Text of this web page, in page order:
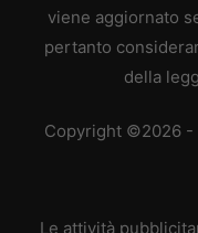
viene aggiornato
pertanto
della
Copyright ©2026
Le attività